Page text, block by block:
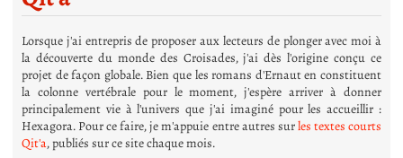
Lorsque j'ai entrepris de proposer aux lecteurs de plonger avec moi à
la découverte du monde des Croisades, j'ai dès l'origine conçu ce
projet de façon globale. Bien que les romans d'Ernaut en constituent
la colonne vertébrale pour le moment, j'espère arriver à donner
principalement vie à l'univers que j'ai imaginé pour les accueillir :
Hexagora. Pour ce faire, je m'appuie entre autres surles textes courts
Qit'a, publiés sur ce site chaque mois.